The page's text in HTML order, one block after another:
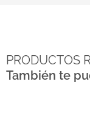
PRODUCTOS
También te